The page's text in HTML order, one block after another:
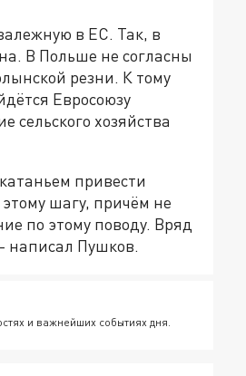
в ЕС. Так, в
В Польше не согласны
резни. К тому
Евросоюзу
сельского хозяйства
привести
шагу, причём не
по этому поводу. Вряд
написал Пушков.
и важнейших событиях дня.